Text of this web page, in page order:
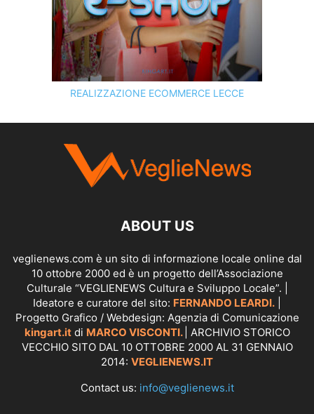
REALIZZAZIONE ECOMMERCE LECCE
SCOPRI I SERVIZI DIKINGART.IT
ABOUT US
veglienews.com è un sito di informazione locale online dal
10 ottobre 2000 ed è un progetto dell’Associazione
Culturale “VEGLIENEWS Cultura e Sviluppo Locale”. |
Ideatore e curatore del sito: FERNANDO LEARDI.
Progetto Grafico / Webdesign: Agenzia di Comunicazione
kingart.itdi MARCO VISCONTI. | ARCHIVIO STORICO
VECCHIO SITO DAL 10 OTTOBRE 2000 AL 31 GENNAIO
2014: VEGLIENEWS.IT
Contact us: info@veglienews.it